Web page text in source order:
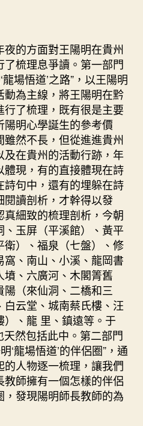
的方面對王陽明在貴州
了梳理息爭讀。第一部門
場悟道’之路”，以王陽明
為主線，將王陽明在黔
了梳理，既有很是主要
明心學誕生的參考價
然不長，但從進進貴州
及在貴州的活動行跡，年
現，有的直接體現在詩
句中，還有的埋躲在詩
讀剖析，才幹得以發
細致的梳理剖析，今朝
玉屏（平溪館）、黃平
衛）、福泉（七盤）、修
、南山、小溪、龍岡書
、六廣河、木閣箐舊
（來仙洞、二橋和三
云堂、城南蔡氏樓、汪
）、龍 里、鎮遠等。于
天然包括此中。第二部門
‘龍場悟道’的伴侶圈”，通
人物逐一梳理，讓我們
師擁有一個怎樣的伴侶
發現陽明師長教師的為